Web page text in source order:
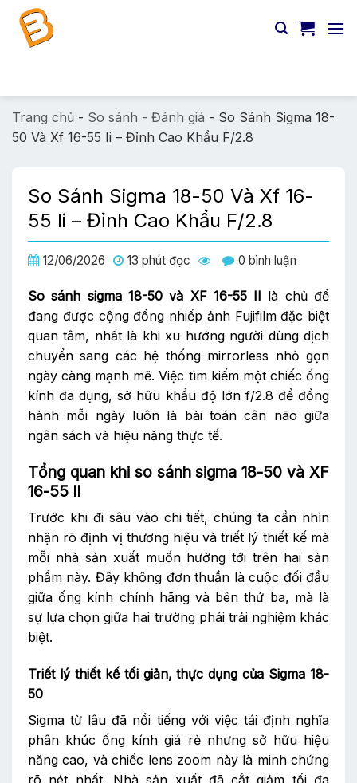
Chuyển
đến
Trang chủ - So sánh - Đánh giá - So Sánh Sigma 18-
50 Và Xf 16-55 Ii – Đỉnh Cao Khẩu F/2.8
So Sánh Sigma 18-50 Và Xf 16-
55 Ii – Đỉnh Cao Khẩu F/2.8
12/06/2026 13 phút đọc 0 bình luận
So sánh sigma 18-50 và XF 16-55 II là chủ đề
đang được cộng đồng nhiếp ảnh Fujifilm đặc biệt
quan tâm, nhất là khi xu hướng người dùng dịch
chuyển sang các hệ thống mirrorless nhỏ gọn
ngày càng mạnh mẽ. Việc tìm kiếm một chiếc ống
kính đa dụng, sở hữu khẩu độ lớn f/2.8 để đồng
hành mỗi ngày luôn là bài toán cân não giữa
ngân sách và hiệu năng thực tế.
Tổng quan khi so sánh sigma 18-50 và XF
16-55 II
Trước khi đi sâu vào chi tiết, chúng ta cần nhìn
nhận rõ định vị thương hiệu và triết lý thiết kế mà
mỗi nhà sản xuất muốn hướng tới trên hai sản
phẩm này. Đây không đơn thuần là cuộc đối đầu
giữa ống kính chính hãng và bên thứ ba, mà là
sự lựa chọn giữa hai trường phái trải nghiệm khác
biệt.
Triết lý thiết kế tối giản, thực dụng của Sigma 18-
50
Sigma từ lâu đã nổi tiếng với việc tái định nghĩa
phân khúc ống kính giá rẻ nhưng sở hữu hiệu
năng cao, và chiếc lens zoom này là minh chứng